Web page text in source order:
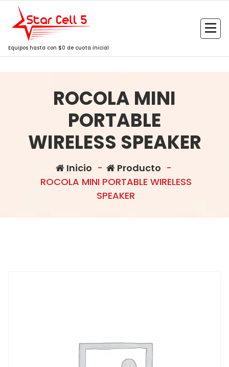
Saltar
contenido
Equipos hasta con $0 de cuota inicial
ROCOLA MINI
PORTABLE
WIRELESS SPEAKER
Inicio - Producto -
ROCOLA MINI PORTABLE WIRELESS
SPEAKER